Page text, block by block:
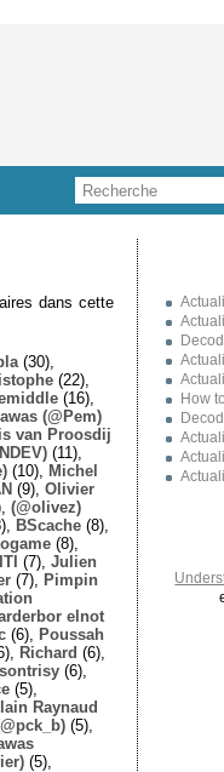
dans cette
(30),
(22),
(16),
(@Pem)
van Proosdij
(11),
(10),
Michel
(9), Olivier
(@olivez)
BScache (8),
(8),
ITI (7), Julien
(7),
Pimpin
elnot
(6),
Poussah
Richard (6),
(6),
(5),
Raynaud
(5),
(5),
How